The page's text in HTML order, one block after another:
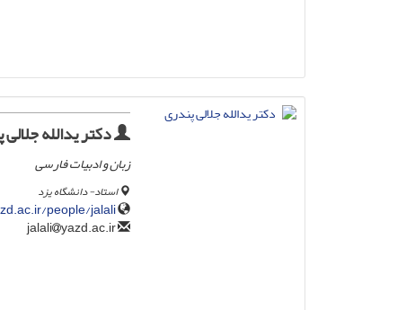
دکتر یدالله
زبان و ادبیات فارسی
استاد- دانشگاه یزد
people/jalali
yazd.ac.ir